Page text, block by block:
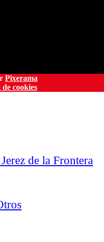
Pixerama
cookies
de la Frontera